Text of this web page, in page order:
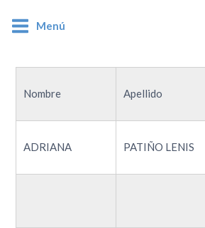
Menú
Nombre Apellido
ADRIANA PATIÑO LENIS